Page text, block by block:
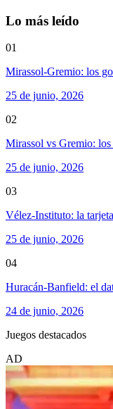
Lo más leído
01
Mirassol-Gremio: los
25 de junio, 2026
02
Mirassol vs Gremio:
25 de junio, 2026
03
Vélez-Instituto: la
25 de junio, 2026
04
Huracán-Banfield: el
24 de junio, 2026
Juegos destacados
AD